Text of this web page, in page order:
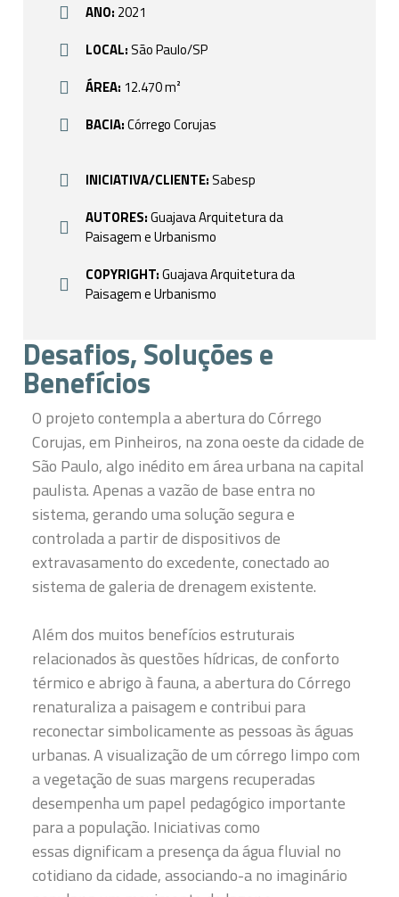
ANO: 2021
LOCAL:São Paulo/SP
ÁREA: 12.470 m²
BACIA:Córrego Corujas
INICIATIVA/CLIENTE:Sabesp
AUTORES:Guajava Arquitetura da
Paisagem e Urbanismo
COPYRIGHT:Guajava Arquitetura da
Paisagem e Urbanismo
Desafios, Soluções e
Benefícios
O projeto contempla a abertura do Córrego
Corujas, em Pinheiros, na zona oeste da cidade de
São Paulo, algo inédito em área urbana na capital
paulista. Apenas a vazão de base entra no
sistema, gerando uma solução segura e
controlada a partir de dispositivos de
extravasamento do excedente, conectado ao
sistema de galeria de drenagem existente.
Além dos muitos benefícios estruturais
relacionados às questões hídricas, de conforto
térmico e abrigo à fauna, a abertura do Córrego
renaturaliza a paisagem e contribui para
reconectar simbolicamente as pessoas às águas
urbanas. A visualização de um córrego limpo com
a vegetação de suas margens recuperadas
desempenha um papel pedagógico importante
para a população. Iniciativas como
essas dignificam a presença da água fluvial no
cotidiano da cidade, associando-a no imaginário